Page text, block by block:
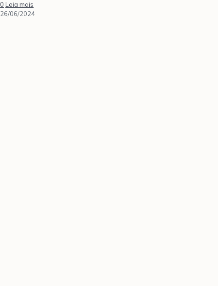
0 Leia mais
26/06/2024